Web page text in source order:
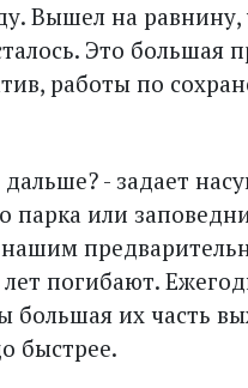
Вышел на равнину,
Это большая
работы по
- задает
парка или
погибают.
большая их часть
быстрее.